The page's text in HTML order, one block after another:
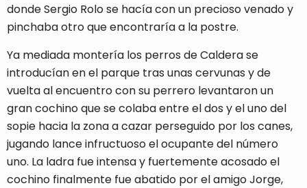
donde Sergio Rolo se hacía con un precioso venado y
pinchaba otro que encontraría a la postre.
Ya mediada montería los perros de Caldera se
introducían en el parque tras unas cervunas y de
vuelta al encuentro con su perrero levantaron un
gran cochino que se colaba entre el dos y el uno del
sopie hacia la zona a cazar perseguido por los canes,
jugando lance infructuoso el ocupante del número
uno. La ladra fue intensa y fuertemente acosado el
cochino finalmente fue abatido por el amigo Jorge,